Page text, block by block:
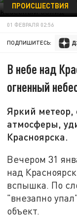
ПРОИСШЕСТВИЯ
01 ФЕВРАЛЯ 02:56
ПОДПИШИТЕСЬ:
В небе над
огненный
Яркий метеор,
атмосферы,
Красноярска.
Вечером 31
над
вспышка. По
"внезапно
объект.